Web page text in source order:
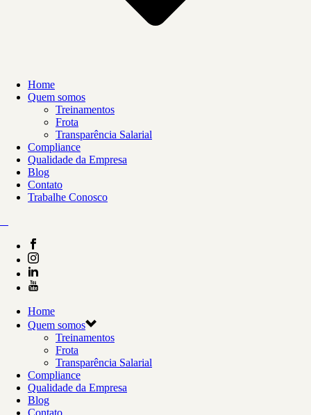
Home
Quem somos
Treinamentos
Frota
Transparência Salarial
Compliance
Qualidade da Empresa
Blog
Contato
Trabalhe Conosco
Home
Quem somos
Treinamentos
Frota
Transparência Salarial
Compliance
Qualidade da Empresa
Blog
Contato